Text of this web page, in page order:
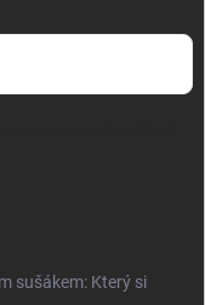
sušákem: Který si